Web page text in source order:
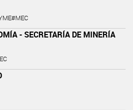
- SECRETARÍA DE MINERÍA